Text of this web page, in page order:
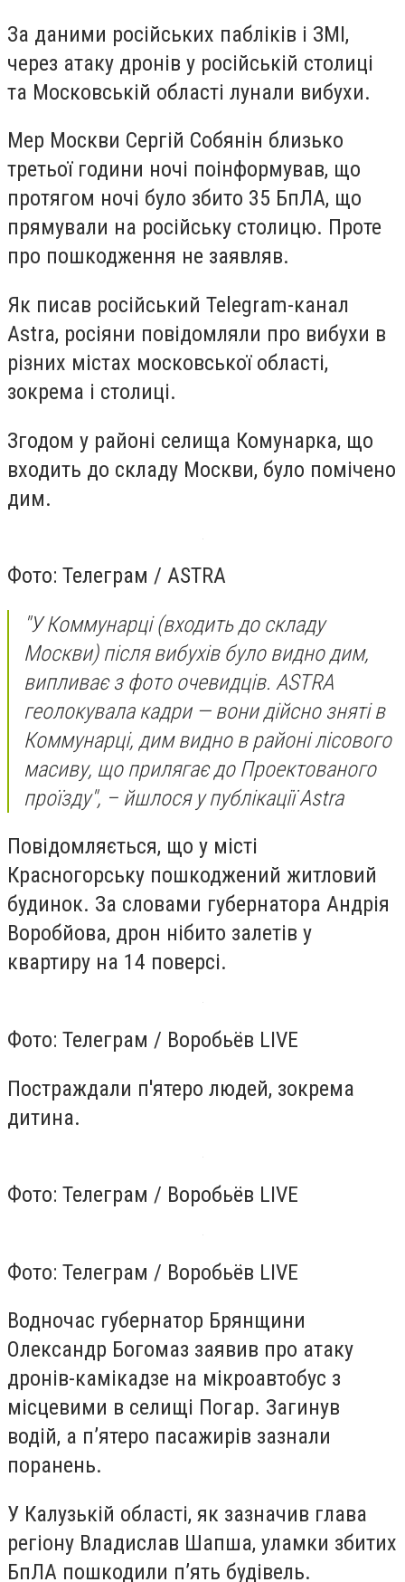
За даними російських пабліків і ЗМІ,
через атаку дронів у російській столиці
та Московській області лунали вибухи.
Мер Москви Сергій Собянін близько
третьої години ночі поінформував, що
протягом ночі було збито 35 БпЛА, що
прямували на російську столицю. Проте
про пошкодження не заявляв.
Як писав російський Telegram-канал
Astra, росіяни повідомляли про вибухи в
різних містах московської області,
зокрема і столиці.
Згодом у районі селища Комунарка, що
входить до складу Москви, було помічено
дим.
Фото: Teлеграм / ASTRA
"У Коммунарці (входить до складу
Москви) після вибухів було видно дим,
випливає з фото очевидців. ASTRA
геолокувала кадри — вони дійсно зняті в
Коммунарці, дим видно в районі лісового
масиву, що прилягає до Проектованого
проїзду", – йшлося у публікації Astra
Повідомляється, що у місті
Красногорську пошкоджений житловий
будинок. За словами губернатора Андрія
Воробйова, дрон нібито залетів у
квартиру на 14 поверсі.
Фото: Телеграм / Воробьёв LIVE
Постраждали п'ятеро людей, зокрема
дитина.
Фото: Телеграм / Воробьёв LIVE
Фото: Телеграм / Воробьёв LIVE
Водночас губернатор Брянщини
Олександр Богомаз заявив про атаку
дронів-камікадзе на мікроавтобус з
місцевими в селищі Погар. Загинув
водій, а пʼятеро пасажирів зазнали
поранень.
У Калузькій області, як зазначив глава
регіону Владислав Шапша, уламки збитих
БпЛА пошкодили пʼять будівель.